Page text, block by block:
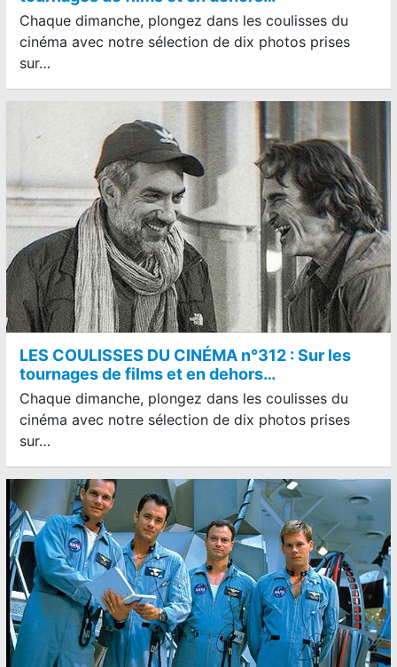
Chaque dimanche, plongez dans les coulisses du
cinéma avec notre sélection de dix photos prises
sur…
LES COULISSES DU CINÉMA n°312 : Sur les
tournages de films et en dehors…
Chaque dimanche, plongez dans les coulisses du
cinéma avec notre sélection de dix photos prises
sur…